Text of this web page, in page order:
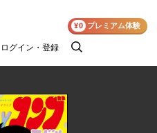
ログイン・登録
検
¥0 プレミアム体験